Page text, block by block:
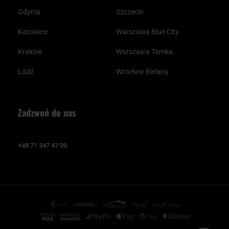
Gdynia
Katowice
Kraków
Łódź
Szczecin
Warszawa Blue City
Warszawa Tamka
Wrocław Bielany
Zadzwoń do nas
+48 71 347 47 00